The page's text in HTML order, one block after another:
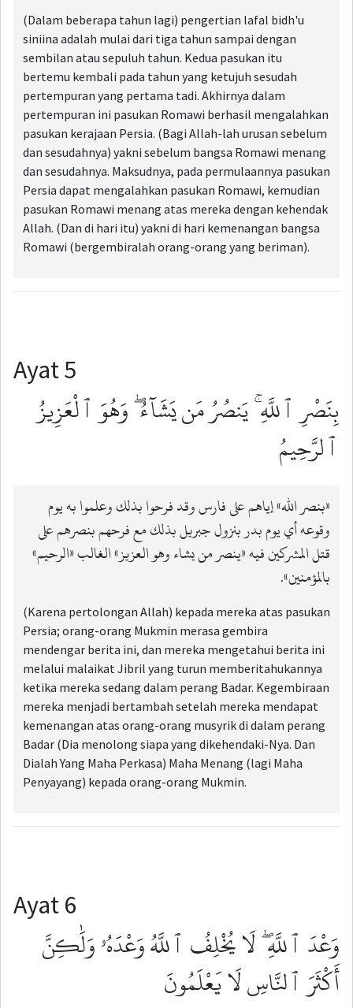
(Dalam beberapa tahun lagi) pengertian lafal bidh'u
siniina adalah mulai dari tiga tahun sampai dengan
sembilan atau sepuluh tahun. Kedua pasukan itu
bertemu kembali pada tahun yang ketujuh sesudah
pertempuran yang pertama tadi. Akhirnya dalam
pertempuran ini pasukan Romawi berhasil mengalahkan
pasukan kerajaan Persia. (Bagi Allah-lah urusan sebelum
dan sesudahnya) yakni sebelum bangsa Romawi menang
dan sesudahnya. Maksudnya, pada permulaannya pasukan
Persia dapat mengalahkan pasukan Romawi, kemudian
pasukan Romawi menang atas mereka dengan kehendak
Allah. (Dan di hari itu) yakni di hari kemenangan bangsa
Romawi (bergembiralah orang-orang yang beriman).
Ayat 5
بِنَصْرِ ٱللَّهِ ۚ يَنصُرُ مَن يَشَآءُ ۖ وَهُوَ ٱلْعَزِيزُ
ٱلرَّحِيمُ
«بنصر الله» إياهم على فارس وقد فرحوا بذلك وعلموا به يوم
وقوعه أي يوم بدر بنزول جبريل بذلك مع فرحهم بنصرهم على
قتل المشركين فيه «ينصر من يشاء وهو العزيز» الغالب «الرحيم»
بالمؤمنين».
(Karena pertolongan Allah) kepada mereka atas pasukan
Persia; orang-orang Mukmin merasa gembira
mendengar berita ini, dan mereka mengetahui berita ini
melalui malaikat Jibril yang turun memberitahukannya
ketika mereka sedang dalam perang Badar. Kegembiraan
mereka menjadi bertambah setelah mereka mendapat
kemenangan atas orang-orang musyrik di dalam perang
Badar (Dia menolong siapa yang dikehendaki-Nya. Dan
Dialah Yang Maha Perkasa) Maha Menang (lagi Maha
Penyayang) kepada orang-orang Mukmin.
Ayat 6
وَعْدَ ٱللَّهِ ۖ لَا يُخْلِفُ ٱللَّهُ وَعْدَهُۥ وَلَٰكِنَّ
أَكْثَرَ ٱلنَّاسِ لَا يَعْلَمُونَ